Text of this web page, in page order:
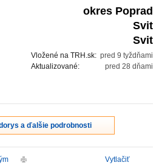
okres Poprad
Svit
Svit
pred 9 tyždňami
Vložené na TRH.sk:
pred 28 dňami
Aktualizované:
a ďalšie podrobnosti
Vytlačiť